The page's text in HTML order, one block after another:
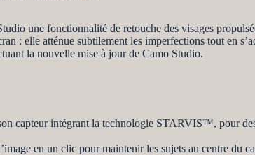
une fonctionnalité de retouche des visages
: elle atténue subtilement les imperfections tout en
la nouvelle mise à jour de Camo Studio.
capteur intégrant la technologie STARVIS™, pour
en un clic pour maintenir les sujets au centre du